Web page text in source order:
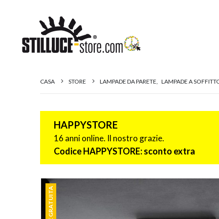
CASA STORE LAMPADE DA PARETE, LAMPADE A
HAPPYSTORE
16 anni online. Il nostro grazie.
Codice HAPPYSTORE: sconto extra